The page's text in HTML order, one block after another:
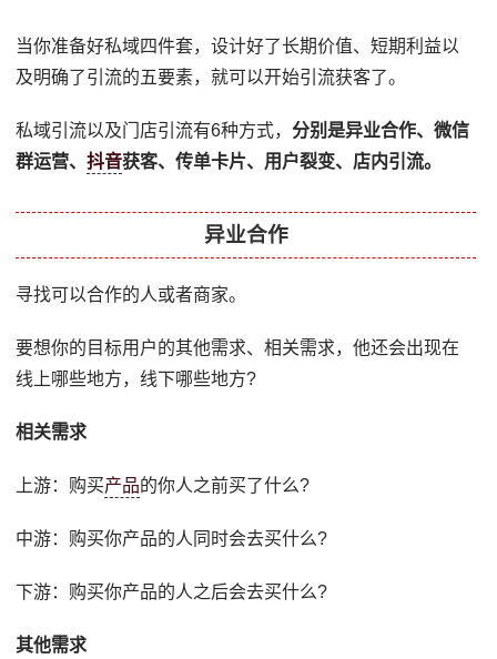
当你准备好私域四件套，设计好了长期价值、短期利益以
及明确了引流的五要素，就可以开始引流获客了。
私域引流以及门店引流有6种方式，分别是异业合作、微信
群运营、抖音获客、传单卡片、用户裂变、店内引流。
异业合作
寻找可以合作的人或者商家。
要想你的目标用户的其他需求、相关需求，他还会出现在
线上哪些地方，线下哪些地方?
相关需求
上游：购买产品的你人之前买了什么?
中游：购买你产品的人同时会去买什么?
下游：购买你产品的人之后会去买什么?
其他需求